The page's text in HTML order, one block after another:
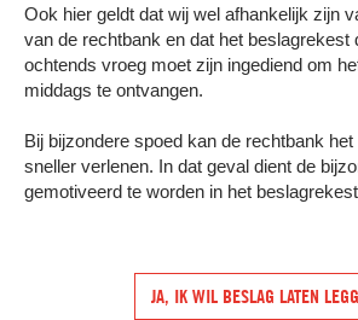
Ook hier geldt dat wij wel afhankelijk zijn
van de rechtbank en dat het beslagrekest
ochtends vroeg moet zijn ingediend om
middags te ontvangen.
Bij bijzondere spoed kan de rechtbank
sneller verlenen. In dat geval dient de
gemotiveerd te worden in het
JA, IK WIL BESLAG LATEN